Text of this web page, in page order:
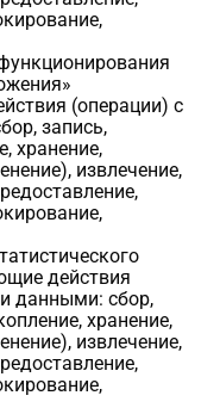
(операции) с
запись,
хранение,
извлечение,
действия
данными: сбор,
хранение,
извлечение,